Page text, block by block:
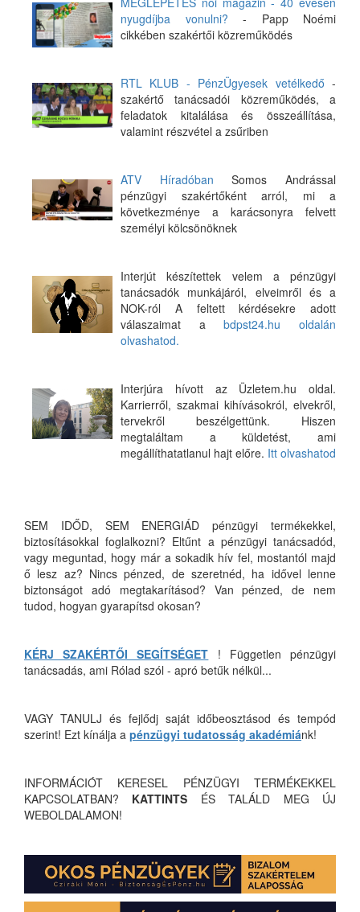
nyugdíjba vonulni? - Papp Noémi
cikkében szakértői közreműködés
RTL KLUB - PénzÜgyesek vetélkedő -
szakértő tanácsadói közreműködés, a
feladatok kitalálása és összeállítása,
valamint részvétel a zsűriben
ATV Híradóban Somos Andrással
pénzügyi szakértőként arról, mi a
következménye a karácsonyra felvett
személyi kölcsönöknek
Interjút készítettek velem a pénzügyi
tanácsadók munkájáról, elveimről és a
NOK-ról A feltett kérdésekre adott
válaszaimat abdpst24.hu oldalán
olvashatod.
Interjúra hívott az Üzletem.hu oldal.
Karrierről, szakmai kihívásokról, elvekről,
tervekről beszélgettünk. Hiszen
megtaláltam a küldetést, ami
megállíthatatlanul hajt előre. Itt olvashatod
SEM IDŐD, SEM ENERGIÁD pénzügyi termékekkel,
biztosításokkal foglalkozni? Eltűnt a pénzügyi tanácsadód,
vagy meguntad, hogy már a sokadik hív fel, mostantól majd
ő lesz az? Nincs pénzed, de szeretnéd, ha idővel lenne
biztonságot adó megtakarításod? Van pénzed, de nem
tudod, hogyan gyarapítsd okosan?
KÉRJ SZAKÉRTŐI SEGÍTSÉGET ! Független pénzügyi
tanácsadás, ami Rólad szól - apró betűk nélkül...
VAGY TANULJ és fejlődj saját időbeosztásod és tempód
szerint! Ezt kínálja a pénzügyi tudatosság akadémiánk!
INFORMÁCIÓT KERESEL PÉNZÜGYI TERMÉKEKKEL
KAPCSOLATBAN? KATTINTS ÉS TALÁLD MEG ÚJ
WEBOLDALAMON!